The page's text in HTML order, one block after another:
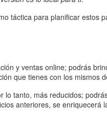
táctica para planificar estos
y ventas online; podrás
que tienes con los mismos
tanto, más reducidos;
anteriores, se enriquecerá